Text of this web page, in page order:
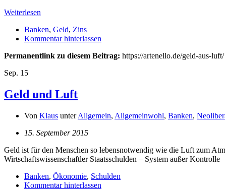
Weiterlesen
Banken, Geld, Zins
Kommentar hinterlassen
Permanentlink zu diesem Beitrag: https://artenello.de/geld-aus-luft/
Sep. 15
Geld und Luft
Von Klaus unterAllgemein, Allgemeinwohl, Banken,
15. September 2015
Geld ist für den Menschen so lebensnotwendig wie die Luft zum
Wirtschaftswissenschaftler Staatsschulden – System außer Kontrolle
Banken, Ökonomie, Schulden
Kommentar hinterlassen